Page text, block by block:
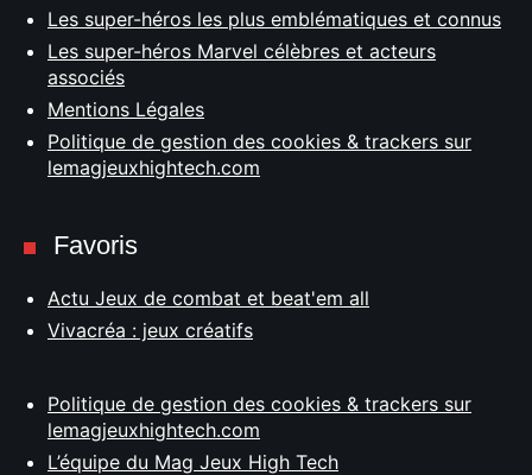
Les super-héros les plus emblématiques et connus
Les super-héros Marvel célèbres et acteurs
associés
Mentions Légales
Politique de gestion des cookies & trackers sur
lemagjeuxhightech.com
Favoris
Actu Jeux de combat et beat'em all
Vivacréa : jeux créatifs
Politique de gestion des cookies & trackers sur
lemagjeuxhightech.com
L’équipe du Mag Jeux High Tech